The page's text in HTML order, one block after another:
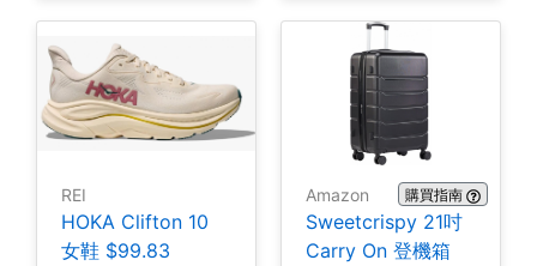
REI
HOKA Clifton 10
女鞋 $99.83
Amazon 購買指南
Sweetcrispy 21吋
Carry On 登機箱